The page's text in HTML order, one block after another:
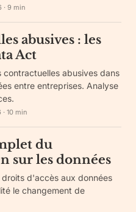
· 9 min
abusives : les
Act
abusives dans
entre entreprises. Analyse
· 10 min
du
sur les données
d'accès aux données
le changement de